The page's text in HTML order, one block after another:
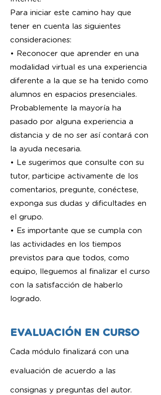
Para iniciar este camino hay que
tener en cuenta las siguientes
consideraciones:
• Reconocer que aprender en una
modalidad virtual es una experiencia
diferente a la que se ha tenido como
alumnos en espacios presenciales.
Probablemente la mayoría ha
pasado por alguna experiencia a
distancia y de no ser así contará con
la ayuda necesaria.
• Le sugerimos que consulte con su
tutor, participe activamente de los
comentarios, pregunte, conéctese,
exponga sus dudas y dificultades en
el grupo.
• Es importante que se cumpla con
las actividades en los tiempos
previstos para que todos, como
equipo, lleguemos al finalizar el curso
con la satisfacción de haberlo
logrado.
EVALUACIÓN EN CURSO
Cada módulo finalizará con una
evaluación de acuerdo a las
consignas y preguntas del autor.